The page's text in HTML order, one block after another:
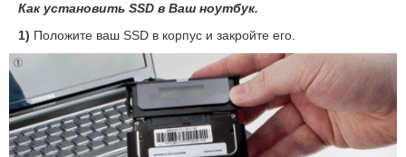
Как установить SSD в Ваш ноутбук.
1) Положите ваш SSD в корпус и закройте его.